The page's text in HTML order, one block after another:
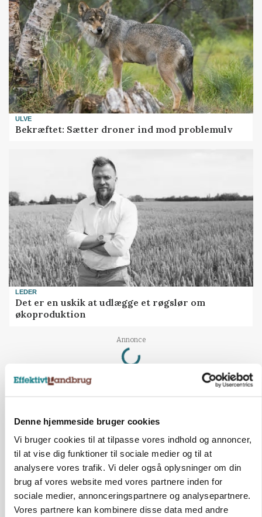
Denne hjemmeside bruger cookies
Vi bruger cookies til at tilpasse vores indhold og annoncer,
til at vise dig funktioner til sociale medier og til at
analysere vores trafik. Vi deler også oplysninger om din
brug af vores website med vores partnere inden for
sociale medier, annonceringspartnere og analysepartnere.
Vores partnere kan kombinere disse data med andre
ULVE
Bekræftet: Sætter droner ind mod problemulv
LEDER
Det er en uskik at udlægge et røgslør om
økoproduktion
Annonce
Loading...